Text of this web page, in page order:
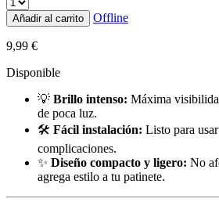
Añadir al carrito Offline
9,99 €
Disponible
💡 Brillo intenso: Máxima
de poca luz.
🛠️ Fácil instalación: Listo para
complicaciones.
✨ Diseño compacto y ligero: No
agrega estilo a tu patinete.